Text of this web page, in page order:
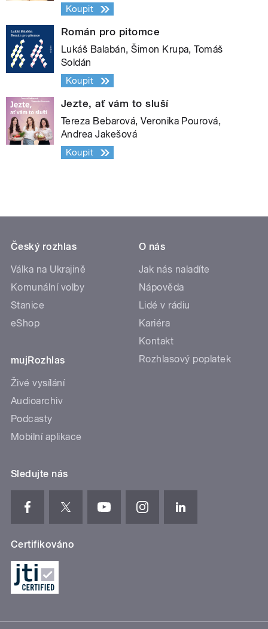
Koupit
Román pro pitomce
Lukáš Balabán, Šimon Krupa, Tomáš
Soldán
Koupit
Jezte, ať vám to sluší
Tereza Bebarová, Veronika Pourová,
Andrea Jakešová
Koupit
Český rozhlas
Válka na Ukrajině
Komunální volby
Stanice
eShop
mujRozhlas
Živé vysílání
Audioarchiv
Podcasty
Mobilní aplikace
O nás
Jak nás naladíte
Nápověda
Lidé v rádiu
Kariéra
Kontakt
Rozhlasový poplatek
Sledujte nás
Certifikováno